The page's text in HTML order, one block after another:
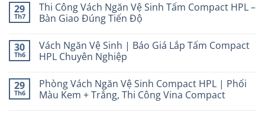
29
Th7
Thi Công Vách Ngăn Vệ Sinh Tấm Compact HPL –
Bàn Giao Đúng Tiến Độ
30
Th6
Vách Ngăn Vệ Sinh | Báo Giá Lắp Tấm Compact
HPL Chuyên Nghiệp
29
Th6
Phòng Vách Ngăn Vệ Sinh Compact HPL | Phối
Màu Kem + Trắng, Thi Công Vina Compact